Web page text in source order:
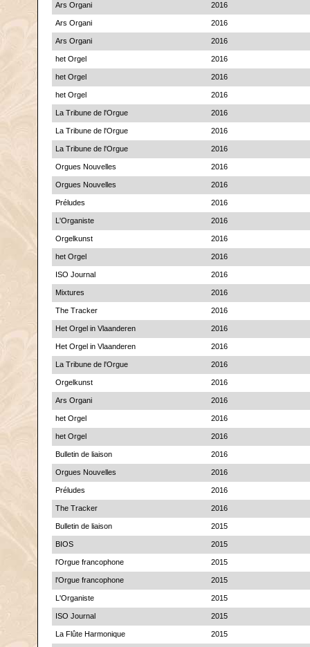
Ars Organi 2016
Ars Organi 2016
Ars Organi 2016
het Orgel 2016
het Orgel 2016
het Orgel 2016
La Tribune de l'Orgue 2016
La Tribune de l'Orgue 2016
La Tribune de l'Orgue 2016
Orgues Nouvelles 2016
Orgues Nouvelles 2016
Préludes 2016
L'Organiste 2016
Orgelkunst 2016
het Orgel 2016
ISO Journal 2016
Mixtures 2016
The Tracker 2016
Het Orgel in Vlaanderen 2016
Het Orgel in Vlaanderen 2016
La Tribune de l'Orgue 2016
Orgelkunst 2016
Ars Organi 2016
het Orgel 2016
het Orgel 2016
Bulletin de liaison 2016
Orgues Nouvelles 2016
Préludes 2016
The Tracker 2016
Bulletin de liaison 2015
BIOS 2015
l'Orgue francophone 2015
l'Orgue francophone 2015
L'Organiste 2015
ISO Journal 2015
La Flûte Harmonique 2015